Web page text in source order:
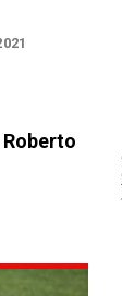
Roberto